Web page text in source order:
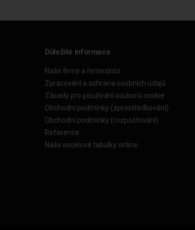
Důležité informace
Naše firmy a řemeslníci
Zpracování a ochrana osobních údajů
Zásady pro používání souborů cookie
Obchodní podmínky (zprostředkování)
Obchodní podmínky (rozpočtování)
Reference
Naše excelové tabulky online